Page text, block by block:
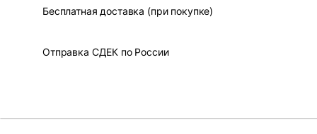
Бесплатная доставка (при покупке)
Отправка СДЕК по России